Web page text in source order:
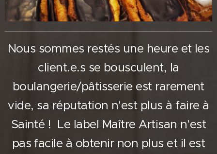
Nous sommes restés une heure et les
client.e.s se bousculent, la
boulangerie/pâtisserie est rarement
vide, sa réputation n'est plus à faire à
Sainté ! Le label Maître Artisan n'est
pas facile à obtenir non plus et il est